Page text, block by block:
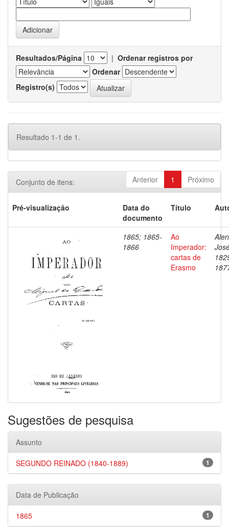
Resultados/Página | Ordenar registros por
Ordenar
Registro(s)
Resultado 1-1 de 1.
Anterior 1 Próximo
Conjunto de itens:
Pré-visualização
Data do
documento
Título
1865; 1865-
1866
Ao
Imperador:
cartas de
Erasmo
Sugestões de pesquisa
Assunto
1
SEGUNDO REINADO (1840-1889)
Data de Publicação
1
1865